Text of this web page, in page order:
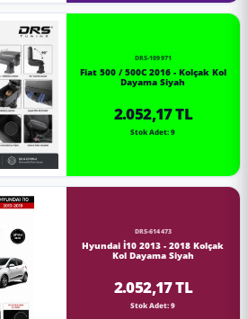
DRS-109971
Fiat 500 / 500C 2016 - Kolçak Kol
Dayama Siyah
2.052,17 TL
Stok Adet: 9
DRS-614473
Hyundai İ10 2013 - 2018 Kolçak
Kol Dayama Siyah
2.052,17 TL
Stok Adet: 9